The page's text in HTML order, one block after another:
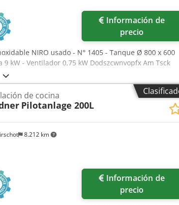
precio
NIRO usado - N° 1405 - Tanque Ø 800 x 600
kW - Ventilador 0,75 kW Dodszcwnvopfx Am Tsck
8.212 km
de cocina
Pilotanlage 200L
precio